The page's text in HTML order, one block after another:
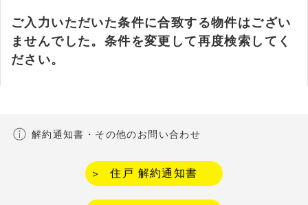
ご入力いただいた条件に合致する物件はござい
ませんでした。条件を変更して再度検索してく
ださい。
解約通知書・その他のお問い合わせ
住戸 解約通知書